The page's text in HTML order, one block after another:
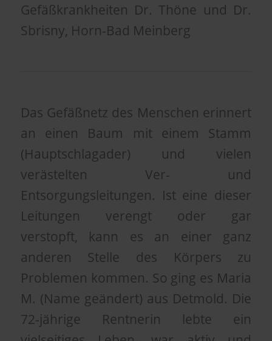
Gefäßkrankheiten Dr. Thöne und Dr.
Sbrisny, Horn-Bad Meinberg
Das Gefäßnetz des Menschen erinnert
an einen Baum mit einem Stamm
(Hauptschlagader) und vielen
verästelten Ver- und
Entsorgungsleitungen. Ist eine dieser
Leitungen verengt oder gar
verstopft, kann es an einer ganz
anderen Stelle des Körpers zu
Problemen kommen. So ging es Maria
M. (Name geändert) aus Detmold. Die
72-jährige Rentnerin lebte ein